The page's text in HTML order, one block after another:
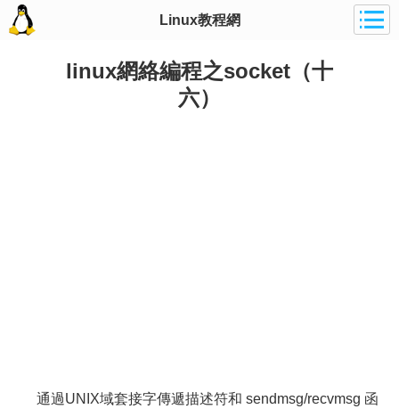
Linux教程網
linux網絡編程之socket（十
六）
通過UNIX域套接字傳遞描述符和 sendmsg/recvmsg 函